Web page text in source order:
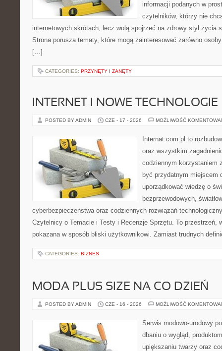
informacji podanych w
czytelników, którzy nie
internetowych skrótach, lecz wolą spojrzeć na zdrowy styl życia
Strona porusza tematy, które mogą zainteresować zarówno
[…]
CATEGORIES: PRZYNĘTY I ZANĘTY
INTERNET I NOWE TECHNOLOGIE
POSTED BY ADMIN CZE - 17 - 2026 MOŻLIWOŚĆ
Internat.com.pl to
oraz wszystkim
codziennym korzystaniem
być przydatnym miejscem
uporządkować wiedzę o
bezprzewodowych,
cyberbezpieczeństwa oraz codziennych rozwiązań
Czytelnicy o Temacie i Testy i Recenzje Sprzętu. To przestrzeń,
pokazana w sposób bliski użytkownikowi. Zamiast trudnych
CATEGORIES: BIZNES
MODA PLUS SIZE NA CO DZIEŃ
POSTED BY ADMIN CZE - 16 - 2026 MOŻLIWOŚĆ
Serwis modowo-urodowy
dbaniu o wygląd,
upiększaniu twarzy oraz